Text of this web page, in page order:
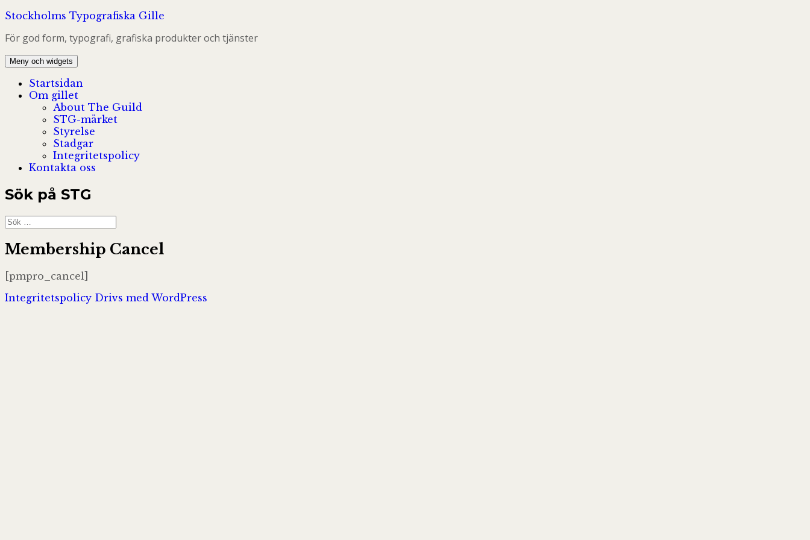
Hoppa
innehåll
Stockholms Typografiska Gille
För god form, typografi, grafiska produkter och tjänster
Meny och widgets
Startsidan
Om gillet
About The Guild
STG-märket
Styrelse
Stadgar
Integritetspolicy
Kontakta oss
Sök på STG
Sök
efter:
Membership Cancel
[pmpro_cancel]
Integritetspolicy Drivs med WordPress